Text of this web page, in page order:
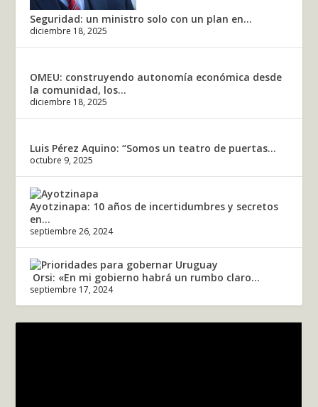
Seguridad: un ministro solo con un plan en...
diciembre 18, 2025
OMEU: construyendo autonomía económica desde
la comunidad, los...
diciembre 18, 2025
Luis Pérez Aquino: “Somos un teatro de puertas...
octubre 9, 2025
Ayotzinapa: 10 años de incertidumbres y secretos
en...
septiembre 26, 2024
Orsi: «En mi gobierno habrá un rumbo claro...
septiembre 17, 2024